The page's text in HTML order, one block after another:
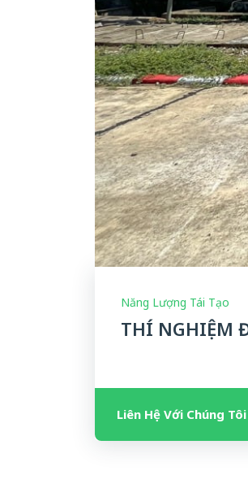
Năng Lượng Tái Tạo
THÍ NGHIỆM
Liên Hệ Với Chúng Tôi